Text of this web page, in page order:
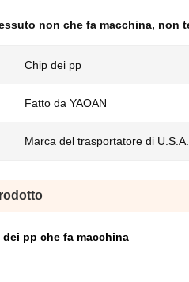
non che fa macchina, non
Chip dei pp
Fatto da YAOAN
Marca del trasportatore di U.S.A.
pp che fa macchina